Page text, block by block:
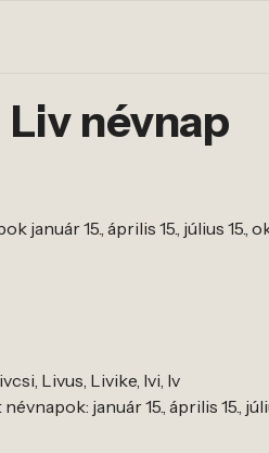
Liv névnap
15., április 15., július 15.,
Livus, Livike, Ivi, Iv
január 15., április 15.,